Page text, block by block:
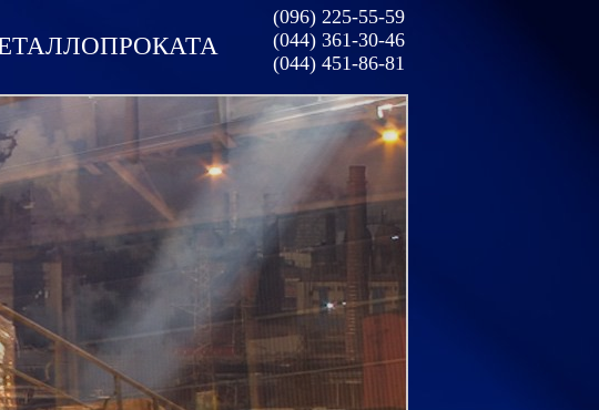
(096) 225-55-59
(044) 361-30-46
(044) 451-86-81